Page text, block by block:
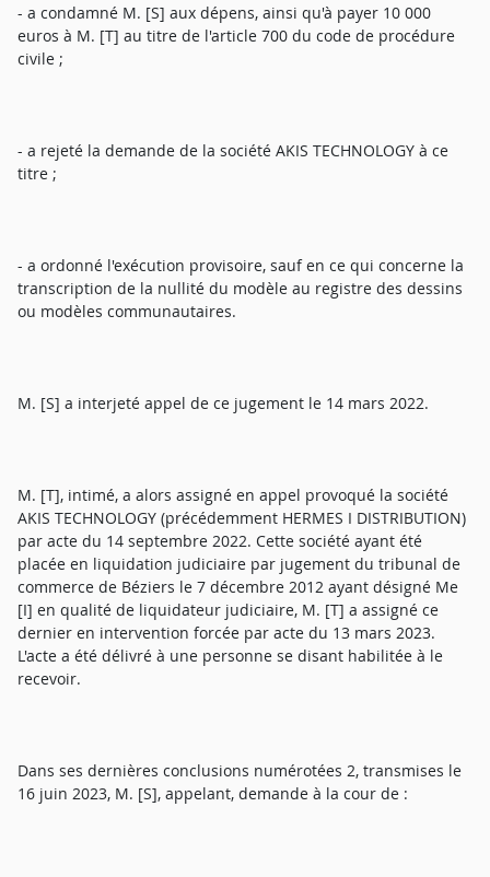
- a condamné M. [S] aux dépens, ainsi qu'à payer 10 000
euros à M. [T] au titre de l'article 700 du code de procédure
civile ;
- a rejeté la demande de la société AKIS TECHNOLOGY à ce
titre ;
- a ordonné l'exécution provisoire, sauf en ce qui concerne la
transcription de la nullité du modèle au registre des dessins
ou modèles communautaires.
M. [S] a interjeté appel de ce jugement le 14 mars 2022.
M. [T], intimé, a alors assigné en appel provoqué la société
AKIS TECHNOLOGY (précédemment HERMES I DISTRIBUTION)
par acte du 14 septembre 2022. Cette société ayant été
placée en liquidation judiciaire par jugement du tribunal de
commerce de Béziers le 7 décembre 2012 ayant désigné Me
[I] en qualité de liquidateur judiciaire, M. [T] a assigné ce
dernier en intervention forcée par acte du 13 mars 2023.
L'acte a été délivré à une personne se disant habilitée à le
recevoir.
Dans ses dernières conclusions numérotées 2, transmises le
16 juin 2023, M. [S], appelant, demande à la cour de :